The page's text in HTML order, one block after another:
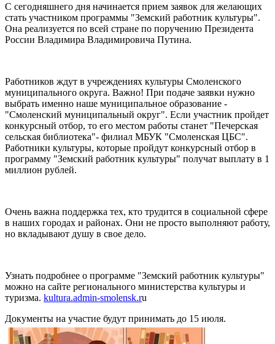
С сегодняшнего дня начинается прием заявок для желающих
стать участником программы "Земский работник культуры".
Она реализуется по всей стране по поручению Президента
России Владимира Владимировича Путина.
Работников ждут в учреждениях культуры Смоленского
муниципального округа. Важно! При подаче заявки нужно
выбрать именно наше муниципальное образование -
"Смоленский муниципальный округ". Если участник пройдет
конкурсный отбор, то его местом работы станет "Печерская
сельская библиотека"- филиал МБУК "Смоленская ЦБС".
Работники культуры, которые пройдут конкурсный отбор в
программу "Земский работник культуры" получат выплату в 1
миллион рублей.
Очень важна поддержка тех, кто трудится в социальной сфере
в наших городах и районах. Они не просто выполняют работу,
но вкладывают душу в свое дело.
Узнать подробнее о программе "Земский работник культуры"
можно на сайте регионального министерства культуры и
туризма. kultura.admin-smolensk.ru
Документы на участие будут принимать до 15 июля.